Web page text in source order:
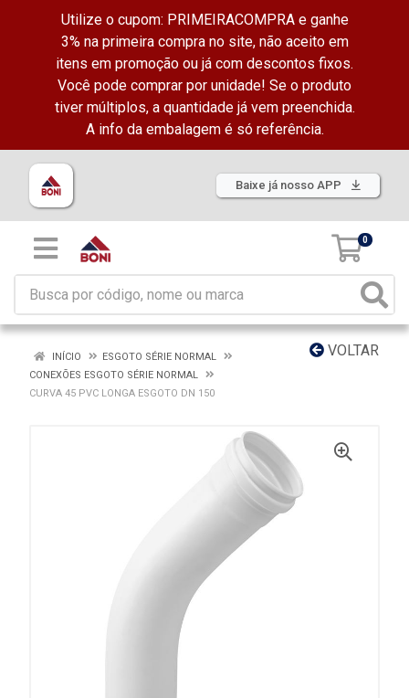
Utilize o cupom: PRIMEIRACOMPRA e ganhe
3% na primeira compra no site, não aceito em
itens em promoção ou já com descontos fixos.
Você pode comprar por unidade! Se o produto
tiver múltiplos, a quantidade já vem preenchida.
A info da embalagem é só referência.
Baixe já nosso APP
0
VOLTAR
INÍCIO
ESGOTO SÉRIE NORMAL
CONEXÕES ESGOTO SÉRIE NORMAL
CURVA 45 PVC LONGA ESGOTO DN 150